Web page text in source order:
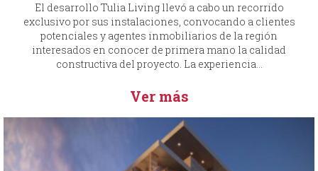
El desarrollo Tulia Living llevó a cabo un recorrido
exclusivo por sus instalaciones, convocando a clientes
potenciales y agentes inmobiliarios de la región
interesados en conocer de primera mano la calidad
constructiva del proyecto. La experiencia...
Ver más